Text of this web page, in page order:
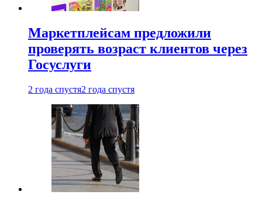
Маркетплейсам предложили
проверять возраст клиентов через
Госуслуги
2 года спустя2 года спустя